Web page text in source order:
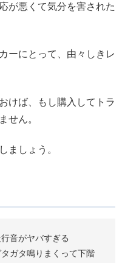
が悪くて気分を害された
ーにとって、由々しきレ
けば、もし購入してトラ
せん。
ましょう。
音がヤバすぎる
ガタ鳴りまくって下階